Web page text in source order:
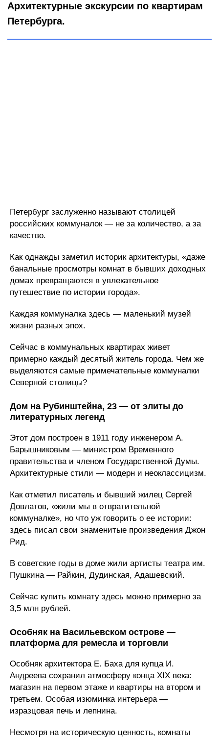
Архитектурные экскурсии по квартирам
Петербурга.
Петербург заслуженно называют столицей
российских коммуналок — не за количество, а за
качество.
Как однажды заметил историк архитектуры, «даже
банальные просмотры комнат в бывших доходных
домах превращаются в увлекательное
путешествие по истории города».
Каждая коммуналка здесь — маленький музей
жизни разных эпох.
Сейчас в коммунальных квартирах живет
примерно каждый десятый житель города. Чем же
выделяются самые примечательные коммуналки
Северной столицы?
Дом на Рубинштейна, 23 — от элиты до
литературных легенд
Этот дом построен в 1911 году инженером А.
Барышниковым — министром Временного
правительства и членом Государственной Думы.
Архитектурные стили — модерн и неоклассицизм.
Как отметил писатель и бывший жилец Сергей
Довлатов, «жили мы в отвратительной
коммуналке», но что уж говорить о ее истории:
здесь писал свои знаменитые произведения Джон
Рид.
В советские годы в доме жили артисты театра им.
Пушкина — Райкин, Дудинская, Адашевский.
Сейчас купить комнату здесь можно примерно за
3,5 млн рублей.
Особняк на Васильевском острове —
платформа для ремесла и торговли
Особняк архитектора Е. Баха для купца И.
Андреева сохранил атмосферу конца XIX века:
магазин на первом этаже и квартиры на втором и
третьем. Особая изюминка интерьера —
изразцовая печь и лепнина.
Несмотря на историческую ценность, комнаты